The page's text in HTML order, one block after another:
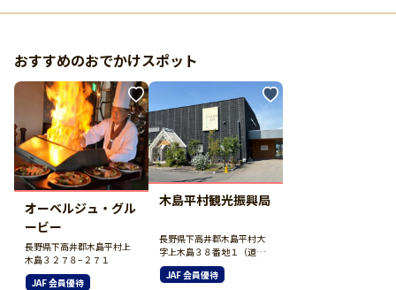
おすすめのおでかけスポット
オーベルジュ・グル
ービー
長野県下高井郡木島平村上
木島３２７８−２７１
JAF 会員優待
木島平村観光振興局
長野県下高井郡木島平村大
字上木島３８番地１（道の
駅ＦＡＲＭＵＳ木島平内）
JAF 会員優待